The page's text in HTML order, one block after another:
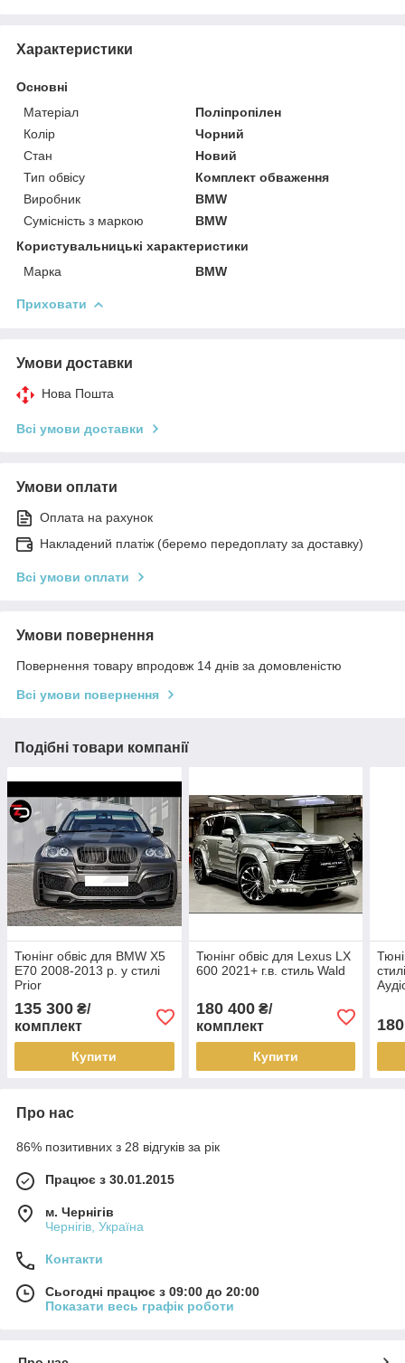
Характеристики
Основні
Матеріал
Поліпропілен
Колір
Чорний
Стан
Новий
Тип обвісу
Комплект обваження
Виробник
BMW
Сумісність з маркою
BMW
Користувальницькі характеристики
Марка
BMW
Приховати
Умови доставки
Нова Пошта
Всі умови доставки
Умови оплати
Оплата на рахунок
Накладений платіж (беремо передоплату за доставку)
Всі умови оплати
Умови повернення
Повернення товару впродовж 14 днів за домовленістю
Всі умови повернення
Подібні товари компанії
Тюнінг обвіс для BMW X5
E70 2008-2013 р. у стилі
Prior
135 300 ₴/
комплект
Купити
Тюнінг обвіс для Lexus LX
600 2021+ г.в. стиль Wald
180 400₴/
комплект
Купити
Про нас
86% позитивних з 28 відгуків за рік
Працює з 30.01.2015
м. Чернігів
Чернігів, Україна
Контакти
Сьогодні працює з 09:00 до 20:00
Показати весь графік роботи